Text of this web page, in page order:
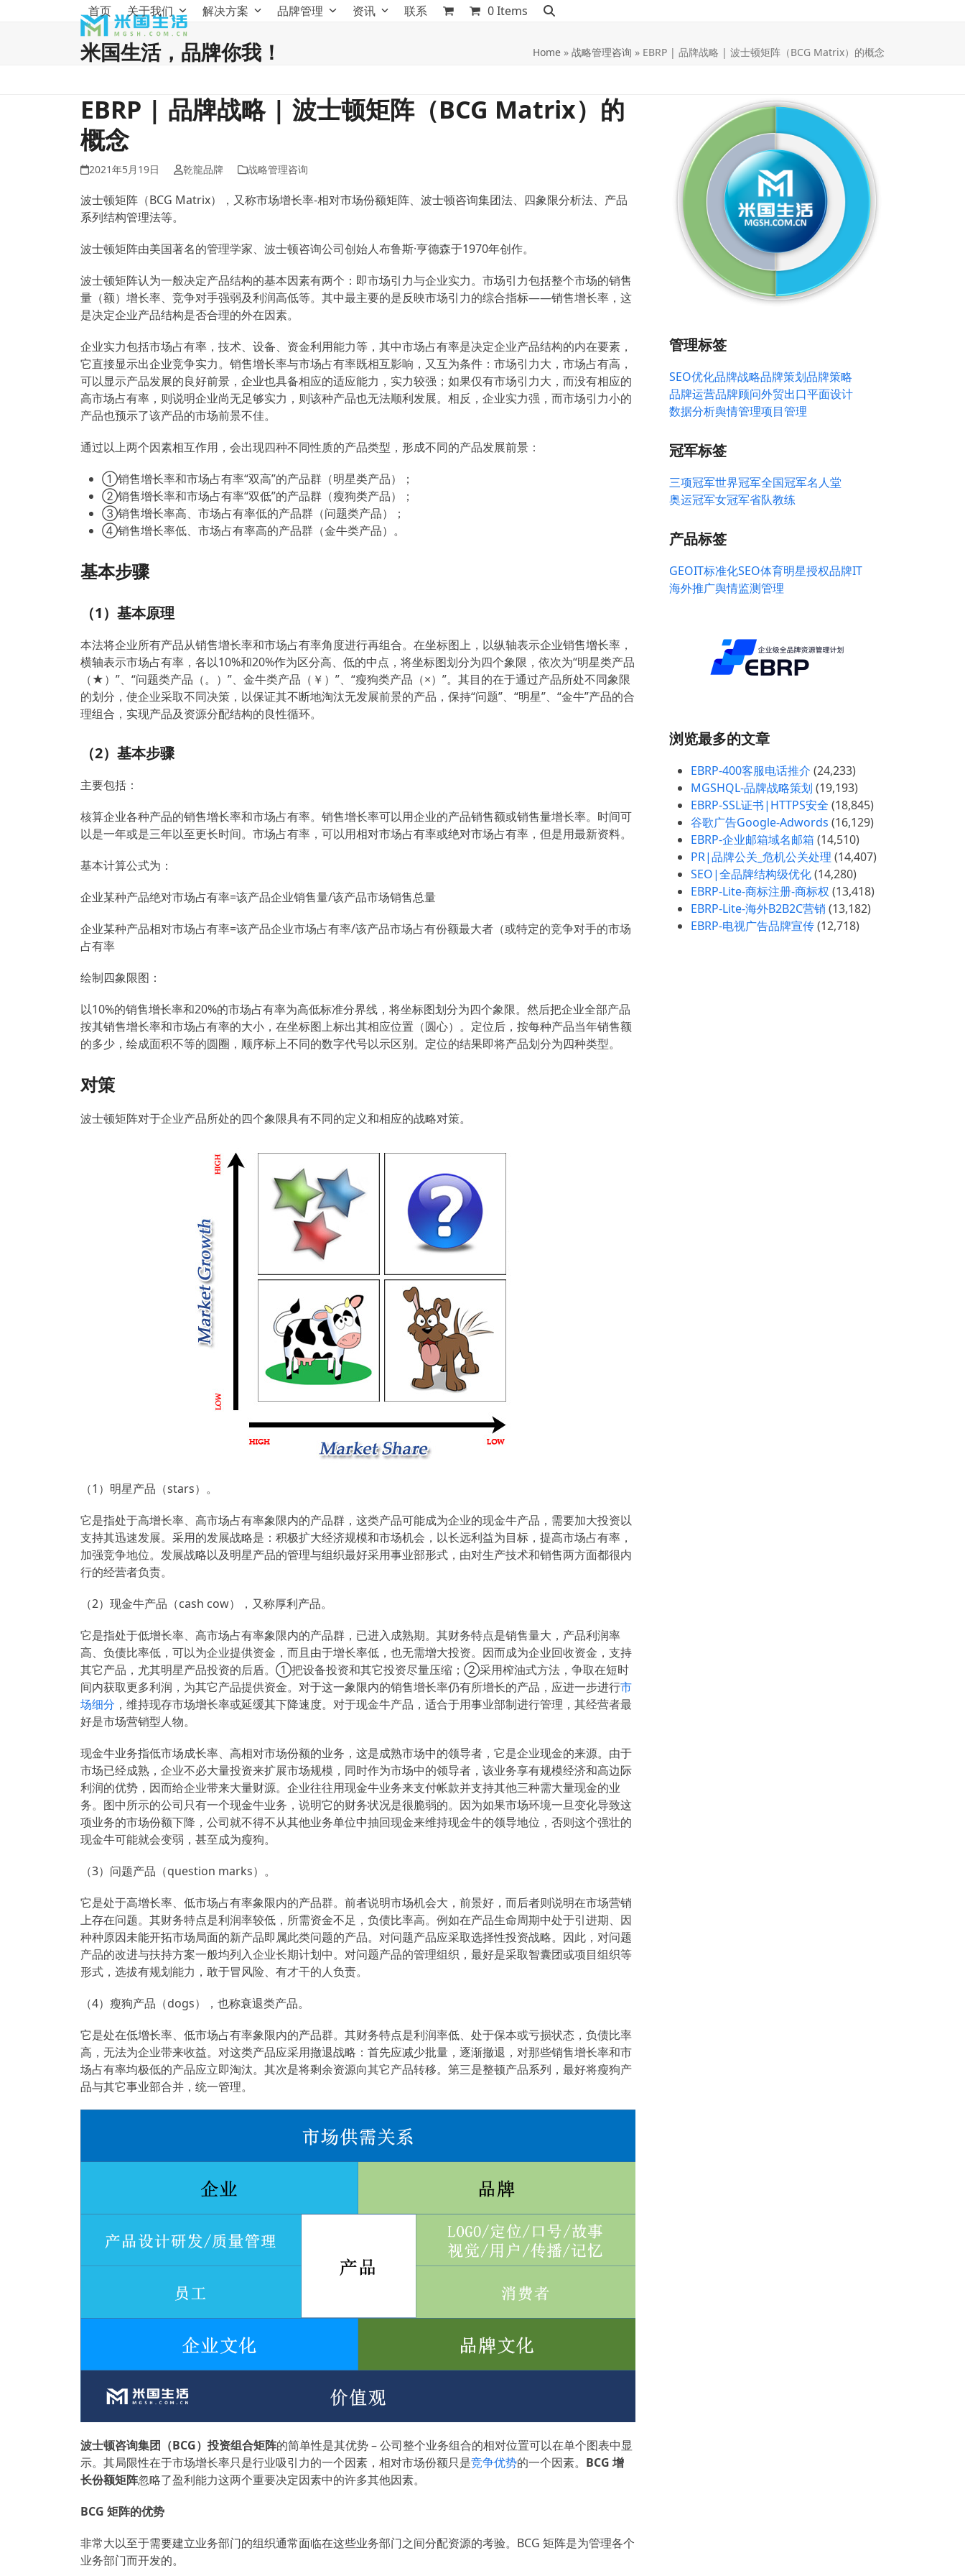
首页 关于我们 解决方案 品牌管理 资讯 联系 0 Items
米国生活，品牌你我！ Home » 战略管理咨询 » EBRP | 品牌战略 | 波士顿矩阵（BCG Matrix）的概念
EBRP | 品牌战略 | 波士顿矩阵（BCG Matrix）的
概念
2021年5月19日 乾龍品牌 战略管理咨询
波士顿矩阵（BCG Matrix），又称市场增长率-相对市场份额矩阵、波士顿咨询集团法、四象限分析法、产品
系列结构管理法等。
波士顿矩阵由美国著名的管理学家、波士顿咨询公司创始人布鲁斯·亨德森于1970年创作。
波士顿矩阵认为一般决定产品结构的基本因素有两个：即市场引力与企业实力。市场引力包括整个市场的销售
量（额）增长率、竞争对手强弱及利润高低等。其中最主要的是反映市场引力的综合指标——销售增长率，这
是决定企业产品结构是否合理的外在因素。
企业实力包括市场占有率，技术、设备、资金利用能力等，其中市场占有率是决定企业产品结构的内在要素，
它直接显示出企业竞争实力。销售增长率与市场占有率既相互影响，又互为条件：市场引力大，市场占有高，
可以显示产品发展的良好前景，企业也具备相应的适应能力，实力较强；如果仅有市场引力大，而没有相应的
高市场占有率，则说明企业尚无足够实力，则该种产品也无法顺利发展。相反，企业实力强，而市场引力小的
产品也预示了该产品的市场前景不佳。
通过以上两个因素相互作用，会出现四种不同性质的产品类型，形成不同的产品发展前景：
①销售增长率和市场占有率“双高”的产品群（明星类产品）；
②销售增长率和市场占有率“双低”的产品群（瘦狗类产品）；
③销售增长率高、市场占有率低的产品群（问题类产品）；
④销售增长率低、市场占有率高的产品群（金牛类产品）。
基本步骤
（1）基本原理
本法将企业所有产品从销售增长率和市场占有率角度进行再组合。在坐标图上，以纵轴表示企业销售增长率，
横轴表示市场占有率，各以10%和20%作为区分高、低的中点，将坐标图划分为四个象限，依次为“明星类产品
（★）”、“问题类产品（。）”、金牛类产品（￥）”、“瘦狗类产品（×）”。其目的在于通过产品所处不同象限
的划分，使企业采取不同决策，以保证其不断地淘汰无发展前景的产品，保持“问题”、“明星”、“金牛”产品的合
理组合，实现产品及资源分配结构的良性循环。
（2）基本步骤
主要包括：
核算企业各种产品的销售增长率和市场占有率。销售增长率可以用企业的产品销售额或销售量增长率。时间可
以是一年或是三年以至更长时间。市场占有率，可以用相对市场占有率或绝对市场占有率，但是用最新资料。
基本计算公式为：
企业某种产品绝对市场占有率=该产品企业销售量/该产品市场销售总量
企业某种产品相对市场占有率=该产品企业市场占有率/该产品市场占有份额最大者（或特定的竞争对手的市场
占有率
绘制四象限图：
以10%的销售增长率和20%的市场占有率为高低标准分界线，将坐标图划分为四个象限。然后把企业全部产品
按其销售增长率和市场占有率的大小，在坐标图上标出其相应位置（圆心）。定位后，按每种产品当年销售额
的多少，绘成面积不等的圆圈，顺序标上不同的数字代号以示区别。定位的结果即将产品划分为四种类型。
对策
波士顿矩阵对于企业产品所处的四个象限具有不同的定义和相应的战略对策。
（1）明星产品（stars）。
它是指处于高增长率、高市场占有率象限内的产品群，这类产品可能成为企业的现金牛产品，需要加大投资以
支持其迅速发展。采用的发展战略是：积极扩大经济规模和市场机会，以长远利益为目标，提高市场占有率，
加强竞争地位。发展战略以及明星产品的管理与组织最好采用事业部形式，由对生产技术和销售两方面都很内
行的经营者负责。
（2）现金牛产品（cash cow），又称厚利产品。
它是指处于低增长率、高市场占有率象限内的产品群，已进入成熟期。其财务特点是销售量大，产品利润率
高、负债比率低，可以为企业提供资金，而且由于增长率低，也无需增大投资。因而成为企业回收资金，支持
其它产品，尤其明星产品投资的后盾。①把设备投资和其它投资尽量压缩；②采用榨油式方法，争取在短时
间内获取更多利润，为其它产品提供资金。对于这一象限内的销售增长率仍有所增长的产品，应进一步进行市
场细分 ，维持现存市场增长率或延缓其下降速度。对于现金牛产品，适合于用事业部制进行管理，其经营者最
好是市场营销型人物。
现金牛业务指低市场成长率、高相对市场份额的业务，这是成熟市场中的领导者，它是企业现金的来源。由于
市场已经成熟，企业不必大量投资来扩展市场规模，同时作为市场中的领导者，该业务享有规模经济和高边际
利润的优势，因而给企业带来大量财源。企业往往用现金牛业务来支付帐款并支持其他三种需大量现金的业
务。图中所示的公司只有一个现金牛业务，说明它的财务状况是很脆弱的。因为如果市场环境一旦变化导致这
项业务的市场份额下降，公司就不得不从其他业务单位中抽回现金来维持现金牛的领导地位，否则这个强壮的
现金牛可能就会变弱，甚至成为瘦狗。
（3）问题产品（question marks）。
它是处于高增长率、低市场占有率象限内的产品群。前者说明市场机会大，前景好，而后者则说明在市场营销
上存在问题。其财务特点是利润率较低，所需资金不足，负债比率高。例如在产品生命周期中处于引进期、因
种种原因未能开拓市场局面的新产品即属此类问题的产品。对问题产品应采取选择性投资战略。因此，对问题
产品的改进与扶持方案一般均列入企业长期计划中。对问题产品的管理组织，最好是采取智囊团或项目组织等
形式，选拔有规划能力，敢于冒风险、有才干的人负责。
（4）瘦狗产品（dogs），也称衰退类产品。
它是处在低增长率、低市场占有率象限内的产品群。其财务特点是利润率低、处于保本或亏损状态，负债比率
高，无法为企业带来收益。对这类产品应采用撤退战略：首先应减少批量，逐渐撤退，对那些销售增长率和市
场占有率均极低的产品应立即淘汰。其次是将剩余资源向其它产品转移。第三是整顿产品系列，最好将瘦狗产
品与其它事业部合并，统一管理。
波士顿咨询集团（BCG）投资组合矩阵的简单性是其优势 – 公司整个业务组合的相对位置可以在单个图表中显
示。其局限性在于市场增长率只是行业吸引力的一个因素，相对市场份额只是竞争优势的一个因素。 BCG 增
长份额矩阵忽略了盈利能力这两个重要决定因素中的许多其他因素。
BCG 矩阵的优势
非常大以至于需要建立业务部门的组织通常面临在这些业务部门之间分配资源的考验。BCG 矩阵是为管理各个
业务部门而开发的。
管理标签
SEO优化品牌战略品牌策划品牌策略
品牌运营品牌顾问外贸出口平面设计
数据分析舆情管理项目管理
冠军标签
三项冠军世界冠军全国冠军名人堂
奥运冠军女冠军省队教练
产品标签
GEOIT标准化SEO体育明星授权品牌IT
海外推广舆情监测管理
浏览最多的文章
EBRP-400客服电话推介 (24,233)
MGSHQL-品牌战略策划 (19,193)
EBRP-SSL证书|HTTPS安全 (18,845)
谷歌广告Google-Adwords (16,129)
EBRP-企业邮箱域名邮箱 (14,510)
PR|品牌公关_危机公关处理 (14,407)
SEO|全品牌结构级优化(14,280)
EBRP-Lite-商标注册-商标权 (13,418)
EBRP-Lite-海外B2B2C营销 (13,182)
EBRP-电视广告品牌宣传(12,718)